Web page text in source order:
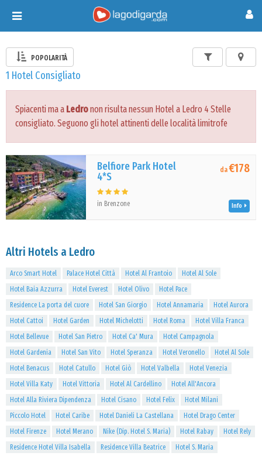
Toggle
navigation
POPOLARITÀ
1 Hotel Consigliato
Spiacenti ma a Ledronon risulta nessun Hotel a Ledro 4 Stelle
consigliato. Seguono gli hotel attinenti delle località limitrofe
Belfiore Park Hotel
4*S
in Brenzone
da€178
Info
Altri Hotels a Ledro
Arco Smart Hotel Palace Hotel Città Hotel Al Frantoio
Hotel Al Sole
Hotel Baia Azzurra
Hotel Everest Hotel Olivo
Hotel Pace
Residence La porta del cuore
Hotel San Giorgio Hotel Annamaria
Hotel Aurora
Hotel Cattoi
Hotel Garden Hotel Michelotti Hotel Roma
Hotel Villa Franca
Hotel Bellevue
Hotel San Pietro Hotel Ca' Mura
Hotel Campagnola
Hotel Gardenia
Hotel San Vito Hotel Speranza Hotel Veronello
Hotel Al Sole
Hotel Benacus
Hotel Catullo Hotel Giò Hotel Valbella
Hotel Venezia
Hotel Villa Katy
Hotel Vittoria Hotel Al Cardellino
Hotel All'Ancora
Hotel Alla Riviera Dipendenza
Hotel Cisano Hotel Felix
Hotel Milani
Piccolo Hotel
Hotel Caribe Hotel Danieli La Castellana
Hotel Drago Center
Hotel Firenze
Hotel Merano Nike (Dip. Hotel S. Maria) Hotel Rabay
Hotel Rely
Residence Hotel Villa Isabella
Residence Villa Beatrice
Hotel S. Maria